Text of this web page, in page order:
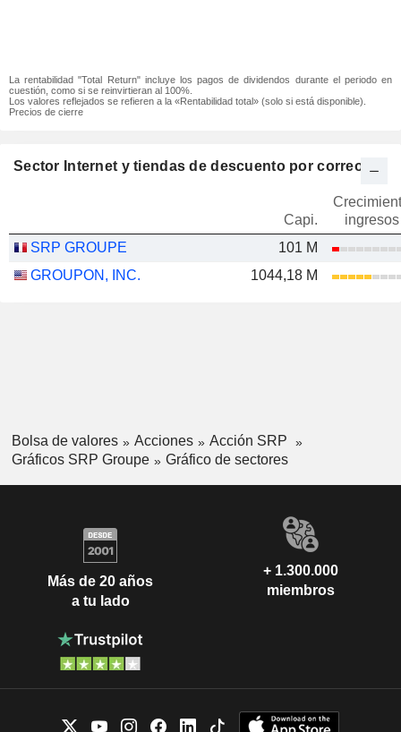
La rentabilidad "Total Return" incluye los pagos de dividendos durante el periodo en
cuestión, como si se reinvirtieran al 100%.
Los valores reflejados se refieren a la «Rentabilidad total» (solo si está disponible).
Precios de cierre
Sector Internet y tiendas de descuento por correo
Capi.
ingresos
SRP GROUPE
101 M
GROUPON, INC.
1044,18 M
Bolsa de valores Acciones
Acción SRP
Gráficos SRP Groupe
Gráfico de sectores
Más de 20 años
a tu lado
+ 1.300.000
miembros